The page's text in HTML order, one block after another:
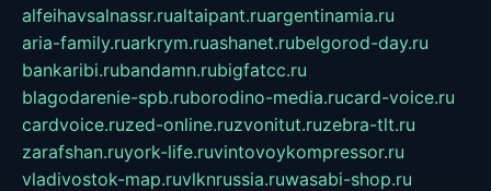
alfeihavsalnassr.rualtaipant.ruargentinamia.ru
aria-family.ruarkrym.ruashanet.rubelgorod-day.ru
bankaribi.rubandamn.rubigfatcc.ru
blagodarenie-spb.ruborodino-media.rucard-voice.ru
cardvoice.ruzed-online.ruzvonitut.ruzebra-tlt.ru
zarafshan.ruyork-life.ruvintovoykompressor.ru
vladivostok-map.ruvlknrussia.ruwasabi-shop.ru